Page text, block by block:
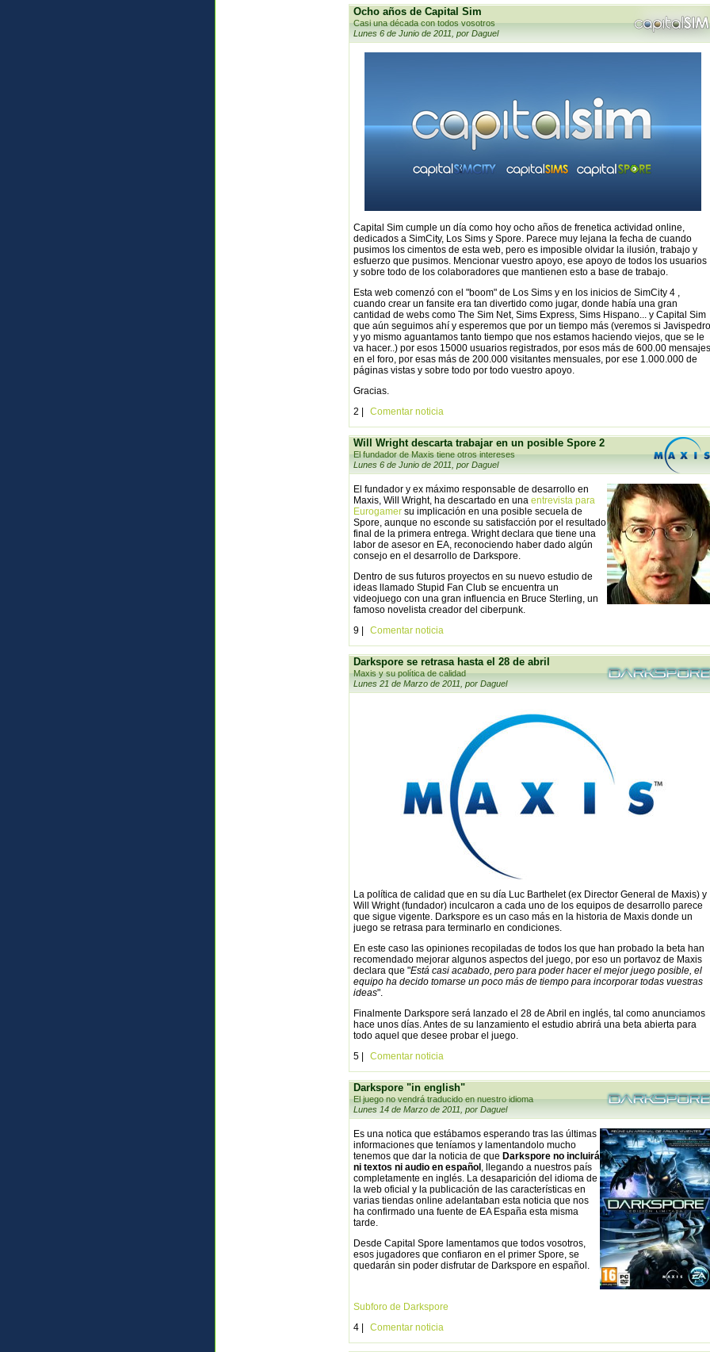
Ocho años de Capital Sim
Casi una década con todos vosotros
Lunes 6 de Junio de 2011, por Daguel
Capital Sim cumple un día como hoy ocho años de frenetica actividad online,
dedicados a SimCity, Los Sims y Spore. Parece muy lejana la fecha de cuando
pusimos los cimentos de esta web, pero es imposible olvidar la ilusión, trabajo y
esfuerzo que pusimos. Mencionar vuestro apoyo, ese apoyo de todos los usuarios
y sobre todo de los colaboradores que mantienen esto a base de trabajo.
Esta web comenzó con el "boom" de Los Sims y en los inicios de SimCity 4 ,
cuando crear un fansite era tan divertido como jugar, donde había una gran
cantidad de webs como The Sim Net, Sims Express, Sims Hispano... y Capital Sim
que aún seguimos ahí y esperemos que por un tiempo más (veremos si Javispedro
y yo mismo aguantamos tanto tiempo que nos estamos haciendo viejos, que se le
va hacer..) por esos 15000 usuarios registrados, por esos más de 600.00 mensajes
en el foro, por esas más de 200.000 visitantes mensuales, por ese 1.000.000 de
páginas vistas y sobre todo por todo vuestro apoyo.
Gracias.
2 |
Comentar noticia
Will Wright descarta trabajar en un posible Spore 2
El fundador de Maxis tiene otros intereses
Lunes 6 de Junio de 2011, por Daguel
El fundador y ex máximo responsable de desarrollo en
Maxis, Will Wright, ha descartado en una entrevista para
Eurogamersu implicación en una posible secuela de
Spore, aunque no esconde su satisfacción por el resultado
final de la primera entrega. Wright declara que tiene una
labor de asesor en EA, reconociendo haber dado algún
consejo en el desarrollo de Darkspore.
Dentro de sus futuros proyectos en su nuevo estudio de
ideas llamado Stupid Fan Club se encuentra un
videojuego con una gran influencia en Bruce Sterling, un
famoso novelista creador del ciberpunk.
9 |
Comentar noticia
Darkspore se retrasa hasta el 28 de abril
Maxis y su política de calidad
Lunes 21 de Marzo de 2011, por Daguel
La política de calidad que en su día Luc Barthelet (ex Director General de Maxis) y
Will Wright (fundador) inculcaron a cada uno de los equipos de desarrollo parece
que sigue vigente. Darkspore es un caso más en la historia de Maxis donde un
juego se retrasa para terminarlo en condiciones.
En este caso las opiniones recopiladas de todos los que han probado la beta han
recomendado mejorar algunos aspectos del juego, por eso un portavoz de Maxis
declara que "Está casi acabado, pero para poder hacer el mejor juego posible, el
equipo ha decido tomarse un poco más de tiempo para incorporar todas vuestras
ideas".
Finalmente Darkspore será lanzado el 28 de Abril en inglés, tal como anunciamos
hace unos días. Antes de su lanzamiento el estudio abrirá una beta abierta para
todo aquel que desee probar el juego.
5 |
Comentar noticia
Darkspore "in english"
El juego no vendrá traducido en nuestro idioma
Lunes 14 de Marzo de 2011, por Daguel
Es una notica que estábamos esperando tras las últimas
informaciones que teníamos y lamentandolo mucho
tenemos que dar la noticia de que Darkspore no incluirá
ni textos ni audio en español , llegando a nuestros país
completamente en inglés. La desaparición del idioma de
la web oficial y la publicación de las características en
varias tiendas online adelantaban esta noticia que nos
ha confirmado una fuente de EA España esta misma
tarde.
Desde Capital Spore lamentamos que todos vosotros,
esos jugadores que confiaron en el primer Spore, se
quedarán sin poder disfrutar de Darkspore en español.
Subforo de Darkspore
4 |
Comentar noticia